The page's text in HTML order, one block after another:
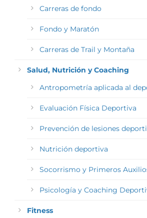
Carreras de fondo
Fondo y Maratón
Carreras de Trail y Montaña
Salud, Nutrición y Coaching
Antropometría aplicada al
Evaluación Física Deportiva
Prevención de lesiones
Nutrición deportiva
Socorrismo y Primeros
Psicología y Coaching
Fitness